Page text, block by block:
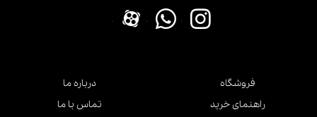
.
.
.
فروشگاه
راهنمای خرید
درباره ما
تماس با ما